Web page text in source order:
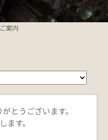
案内
とうございます。
ます。